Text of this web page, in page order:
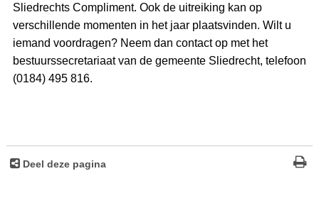
Sliedrechts Compliment. Ook de uitreiking kan op
verschillende momenten in het jaar plaatsvinden. Wilt u
iemand voordragen? Neem dan contact op met het
bestuurssecretariaat van de gemeente Sliedrecht, telefoon
(0184) 495 816.
Deel deze pagina